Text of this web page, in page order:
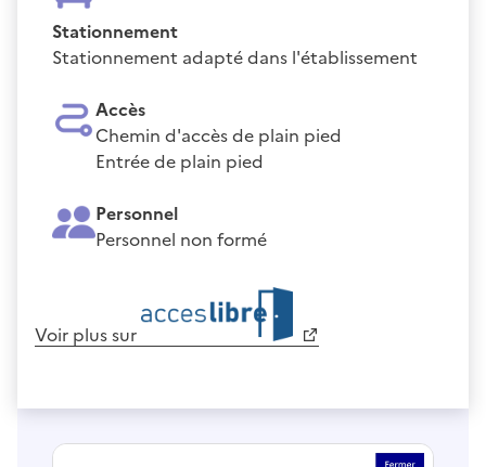
Stationnement
Stationnement adapté dans l'établissement
Accès
Chemin d'accès de plain pied
Entrée de plain pied
Personnel
Personnel non formé
Voir plus sur